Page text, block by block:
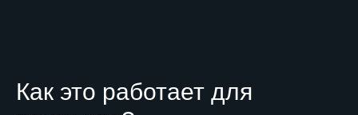
Как это работает для